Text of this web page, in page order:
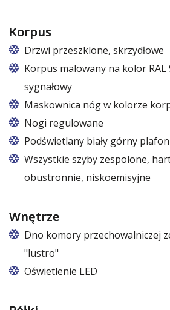
Korpus
Drzwi przeszklone, skrzydłowe
Korpus malowany na kolor RAL
sygnałowy
Maskownica nóg w kolorze
Nogi regulowane
Podświetlany biały górny plafon
7 kolorów ze wzornika RAPA
Wszystkie szyby zespolone,
obustronnie, niskoemisyjne
Wnętrze
Dno komory przechowalniczej
"lustro"
Oświetlenie LED